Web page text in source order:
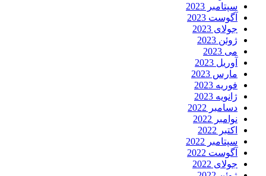
سپتامبر 2023
آگوست 2023
جولای 2023
ژوئن 2023
می 2023
آوریل 2023
مارس 2023
فوریه 2023
ژانویه 2023
دسامبر 2022
نوامبر 2022
اکتبر 2022
سپتامبر 2022
آگوست 2022
جولای 2022